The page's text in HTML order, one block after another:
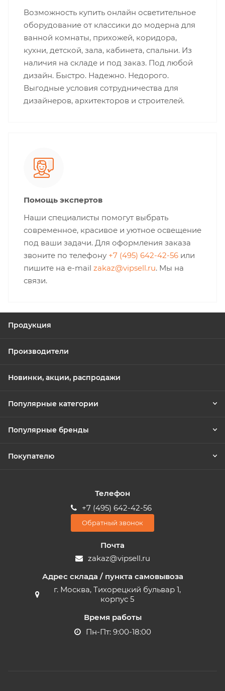
Возможность купить онлайн осветительное
оборудование от классики до модерна для
ванной комнаты, прихожей, коридора,
кухни, детской, зала, кабинета, спальни. Из
наличия на складе и под заказ. Под любой
дизайн. Быстро. Надежно. Недорого.
Выгодные условия сотрудничества для
дизайнеров, архитекторов и строителей.
Помощь экспертов
Наши специалисты помогут выбрать
современное, красивое и уютное освещение
под ваши задачи. Для оформления заказа
звоните по телефону +7 (495) 642-42-56 или
пишите на e-mail zakaz@vipsell.ru. Мы на
связи.
Продукция
Производители
Новинки, акции, распродажи
Популярные категории
Популярные бренды
Покупателю
Телефон
+7 (495) 642-42-56
Обратный звонок
Почта
zakaz@vipsell.ru
Адрес склада / пункта самовывоза
г. Москва, Тихорецкий бульвар 1,
корпус 5
Время работы
Пн-Пт: 9:00-18:00